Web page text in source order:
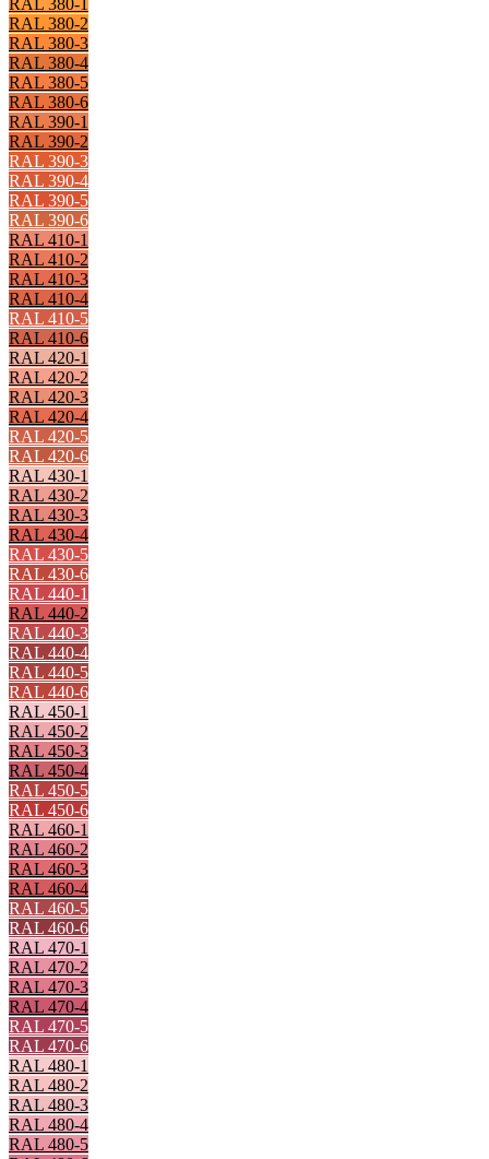
RAL 380-1
RAL 380-2
RAL 380-3
RAL 380-4
RAL 380-5
RAL 380-6
RAL 390-1
RAL 390-2
RAL 390-3
RAL 390-4
RAL 390-5
RAL 390-6
RAL 410-1
RAL 410-2
RAL 410-3
RAL 410-4
RAL 410-5
RAL 410-6
RAL 420-1
RAL 420-2
RAL 420-3
RAL 420-4
RAL 420-5
RAL 420-6
RAL 430-1
RAL 430-2
RAL 430-3
RAL 430-4
RAL 430-5
RAL 430-6
RAL 440-1
RAL 440-2
RAL 440-3
RAL 440-4
RAL 440-5
RAL 440-6
RAL 450-1
RAL 450-2
RAL 450-3
RAL 450-4
RAL 450-5
RAL 450-6
RAL 460-1
RAL 460-2
RAL 460-3
RAL 460-4
RAL 460-5
RAL 460-6
RAL 470-1
RAL 470-2
RAL 470-3
RAL 470-4
RAL 470-5
RAL 470-6
RAL 480-1
RAL 480-2
RAL 480-3
RAL 480-4
RAL 480-5